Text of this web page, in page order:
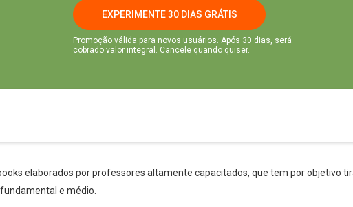
EXPERIMENTE 30 DIAS GRÁTIS
Promoção válida para novos usuários. Após 30 dias, será
cobrado valor integral. Cancele quando quiser.
elaborados por professores altamente capacitados, que tem por objetivo
e médio.